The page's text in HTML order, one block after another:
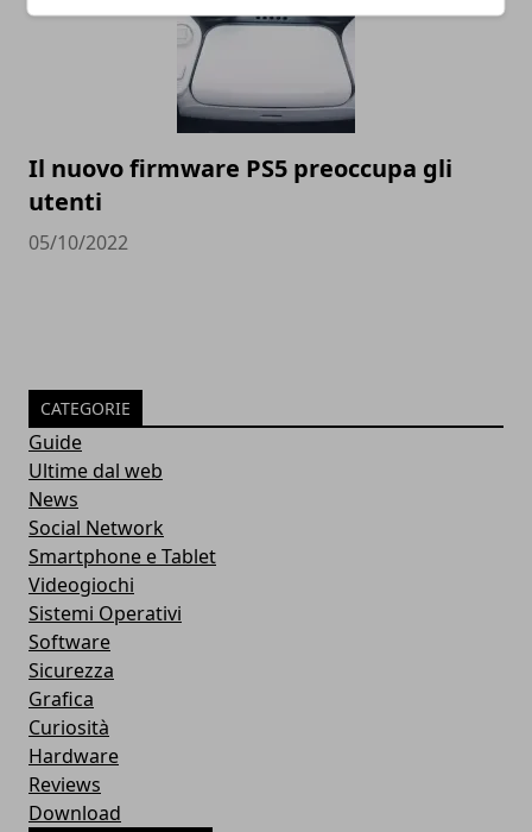
Il nuovo firmware PS5 preoccupa gli
utenti
05/10/2022
CATEGORIE
Guide
Ultime dal web
News
Social Network
Smartphone e Tablet
Videogiochi
Sistemi Operativi
Software
Sicurezza
Grafica
Curiosità
Hardware
Reviews
Download